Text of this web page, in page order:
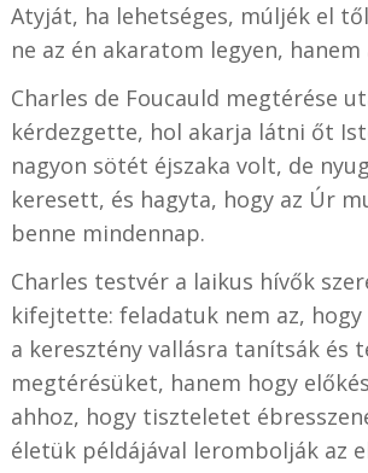
Atyját, ha lehetséges, múljék el
ne az én akaratom legyen, hanem
Charles de Foucauld megtérése
kérdezgette, hol akarja látni őt
nagyon sötét éjszaka volt, de
keresett, és hagyta, hogy az Úr
benne mindennap.
Charles testvér a laikus hívők
kifejtette: feladatuk nem az,
a keresztény vallásra tanítsák és
megtérésüket, hanem hogy
ahhoz, hogy tiszteletet
életük példájával lerombolják az